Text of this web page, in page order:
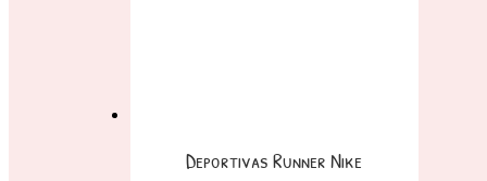
Deportivas Runner Nike